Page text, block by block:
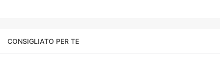
CONSIGLIATO PER TE